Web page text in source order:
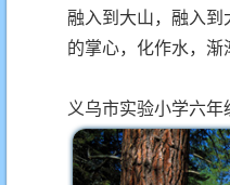
融入到大山，融入
的掌心，化作水，
义乌市实验小学六年